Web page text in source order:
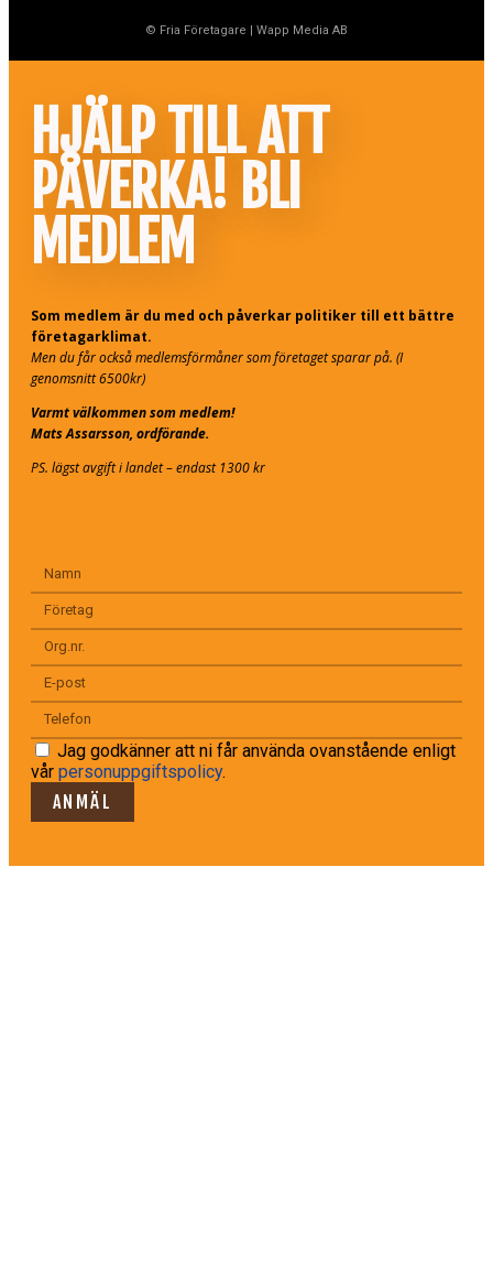
© Fria Företagare | Wapp Media AB
HJÄLP TILL ATT
PÅVERKA! BLI
MEDLEM
Som medlem är du med och påverkar politiker till ett bättre
företagarklimat.
Men du får också medlemsförmåner som företaget sparar på. (I
genomsnitt 6500kr)
Varmt välkommen som medlem!
Mats Assarsson, ordförande.
PS. lägst avgift i landet – endast 1300 kr
Jag godkänner att ni får använda ovanstående enligt
vår personuppgiftspolicy.
ANMÄL